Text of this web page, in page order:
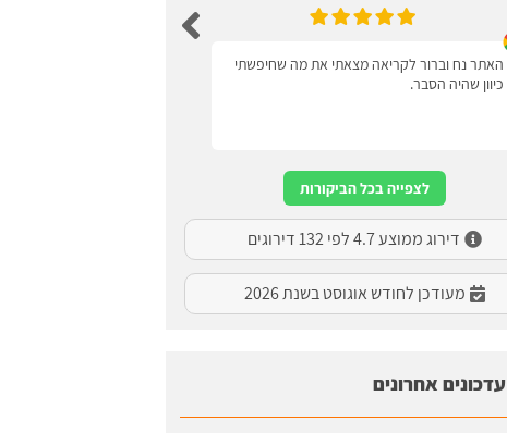
האתר נח וברור לקריאה מצאתי את מה שחיפשתי
כיוון שהיה הסבר.
לצפייה בכל הביקורות
דירוג ממוצע 4.7 לפי 132 דירוגים
מעודכן לחודש אוגוסט בשנת 2026
עדכונים אחרונים